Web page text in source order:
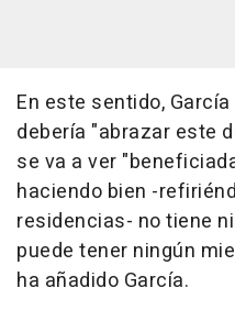
En este sentido,
debería "abrazar este
se va a ver
haciendo bien -
residencias- no tiene
puede tener ningún
ha añadido García.